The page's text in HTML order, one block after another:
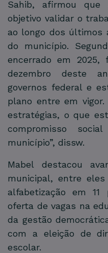
Sahib, afirmou que
objetivo validar o
ao longo dos últimos
do município.
encerrado em 2025,
dezembro deste
governos federal e
plano entre em
estratégias, o que
compromisso
município”, dissw.
Mabel destacou
municipal, entre
alfabetização em
oferta de vagas na
da gestão
com a eleição de
escolar.